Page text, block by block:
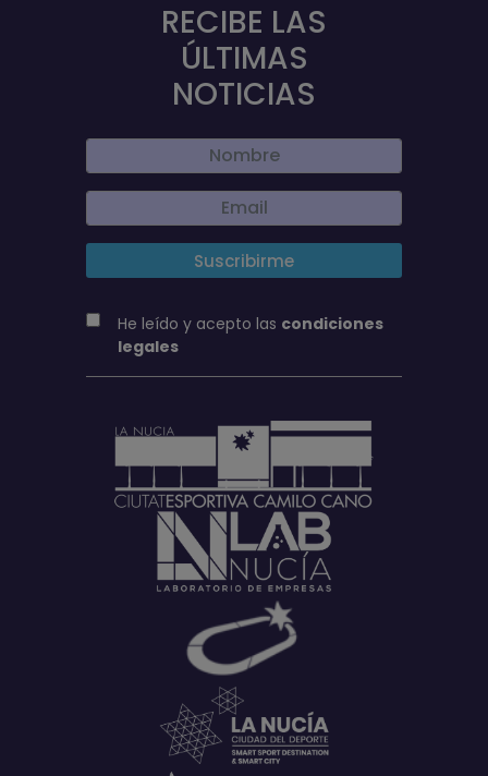
RECIBE LAS
ÚLTIMAS
NOTICIAS
He leído y acepto las condiciones
legales